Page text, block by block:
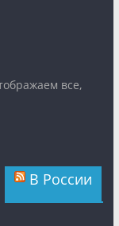
все,
В России